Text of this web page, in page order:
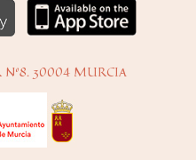
Nº8. 30004 MURCIA